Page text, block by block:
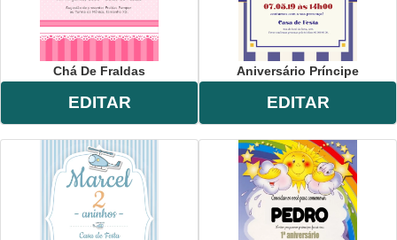
Chá De Fraldas
EDITAR
Aniversário Príncipe
EDITAR